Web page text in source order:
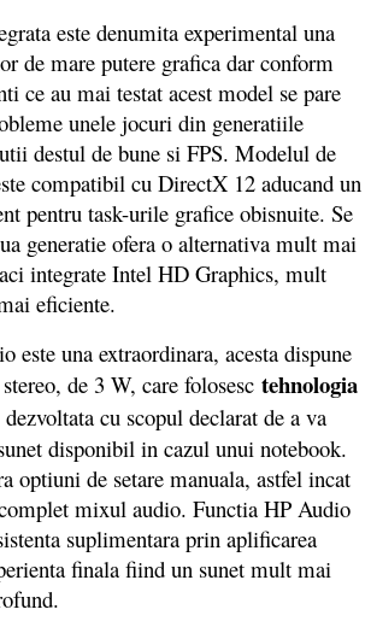
este denumita experimental una
de mare putere grafica dar conform
ce au mai testat acest model se pare
unele jocuri din generatiile
destul de bune si FPS. Modelul de
compatibil cu DirectX 12 aducand un
pentru task-urile grafice obisnuite. Se
generatie ofera o alternativa mult mai
integrate Intel HD Graphics, mult
eficiente.
este una extraordinara, acesta dispune
de 3 W, care folosesc tehnologia
dezvoltata cu scopul declarat de a va
disponibil in cazul unui notebook.
optiuni de setare manuala, astfel incat
mixul audio. Functia HP Audio
suplimentara prin aplificarea
finala fiind un sunet mult mai